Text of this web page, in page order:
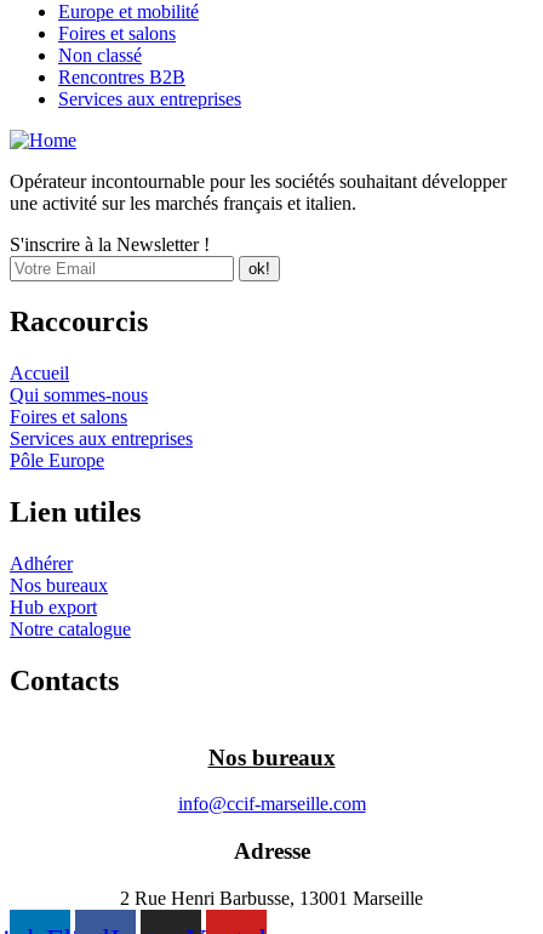
Europe et mobilité
Foires et salons
Non classé
Rencontres B2B
Services aux entreprises
Opérateur incontournable pour les sociétés souhaitant développer
une activité sur les marchés français et italien.
S'inscrire à la Newsletter !
Raccourcis
Accueil
Qui sommes-nous
Foires et salons
Services aux entreprises
Pôle Europe
Lien utiles
Adhérer
Nos bureaux
Hub export
Notre catalogue
Contacts
Nos bureaux
info@ccif-marseille.com
Adresse
2 Rue Henri Barbusse, 13001 Marseille